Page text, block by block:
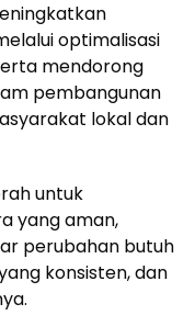
optimalisasi
mendorong
pembangunan
lokal dan
untuk
yang aman,
perubahan butuh
konsisten, dan